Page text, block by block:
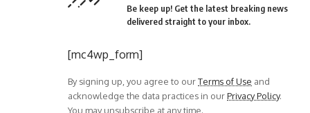
Be keep up! Get the latest breaking news
delivered straight to your inbox.
[mc4wp_form]
By signing up, you agree to ourTerms of Use and
acknowledge the data practices in ourPrivacy Policy.
You may unsubscribe at any time.